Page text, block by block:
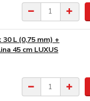
L (0,75 mm) +
45 cm LUXUS